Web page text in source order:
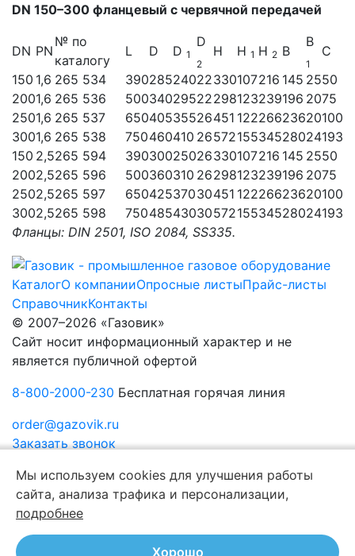
DN 150–300 фланцевый с червячной передачей
DN PN
№ по
каталогу
L D D 1
D
2
H H 1 H 2 B
B
1
C
150 1,6 265 534 39028524022330107216 145 2550
2001,6 265 536 50034029522298123239196 2075
2501,6 265 537 65040535526451 12226623620100
3001,6 265 538 750460410 2657215534528024193
150 2,5265 594 39030025026330107216 145 2550
2002,5265 596 500360310 26298123239196 2075
2502,5265 597 65042537030451 12226623620100
3002,5265 598 7504854303057215534528024193
Фланцы: DIN 2501, ISO 2084, SS335.
КаталогО компанииОпросные листыПрайс-листы
СправочникКонтакты
© 2007–2026 «Газовик»
Сайт носит информационный характер и не
является публичной офертой
8-800-2000-230 Бесплатная горячая линия
order@gazovik.ru
Заказать звонок
Мы используем cookies для улучшения работы
сайта, анализа трафика и персонализации,
подробнее
Хорошо